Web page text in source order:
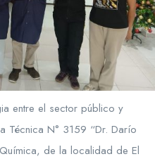
entre el sector público y
Técnica N° 3159 “Dr. Darío
de la localidad de El